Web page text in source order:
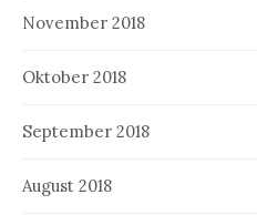
November 2018
Oktober 2018
September 2018
August 2018